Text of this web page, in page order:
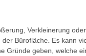
Verkleinerung
Bürofläche. Es kann
Gründe geben, welche